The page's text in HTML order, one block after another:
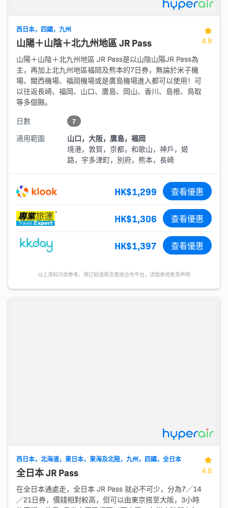
西日本，四國，九州
山陽＋山陰＋北九州地區 JR Pass
山陽＋山陰＋北九州地區 JR Pass是以山陰山陽JR Pass為
主，再加上北九州地區福岡及熊本的7日券，無論於米子機
場、關西機場、福岡機場或是廣島機場進入都可以使用！可
以往返長崎、福岡、山口、廣島、岡山、香川、島根、鳥取
等多個縣。
日數
7
適用範圍
山口，大阪，廣島，褔岡
境港，敦賀，京都，和歌山，神戶，姬
路，宇多津町，別府，熊本，長崎
4.8
HK$1,299 查看優惠
HK$1,306 查看優惠
HK$1,397 查看優惠
以上资料只供参考，预订前请再次查阅合作平台，详情参阅免责声明
西日本，北海道，東日本，東海及北陸，九州，四國，全日本
全日本 JR Pass
在全日本通處走，全日本 JR Pass 就必不可少，分為7／14
／21日券，價錢相對較高，但可以由東京搭至大阪，3小時
4.8